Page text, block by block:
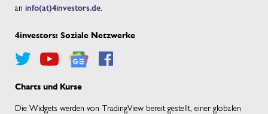
an info(at)4investors.de
4investors: Soziale Netzwerke
Charts und Kurse
Die Widgets werden von TradingView bereit gestellt, einer globalen